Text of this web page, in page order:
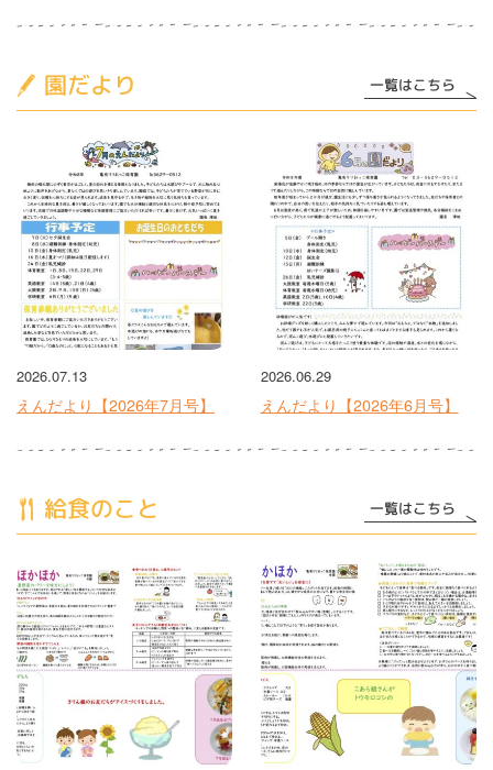
園だより 一覧はこちら
2026.07.13
えんだより【2026年7月号】
2026.06.29
えんだより【2026年6月号】
給食のこと 一覧はこちら